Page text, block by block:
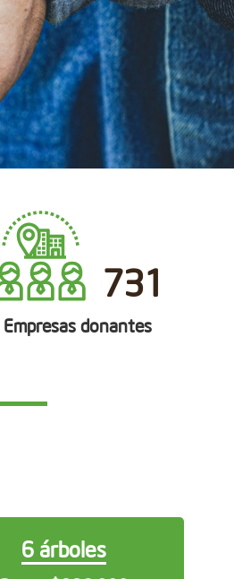
731
Empresas donantes
6 árboles